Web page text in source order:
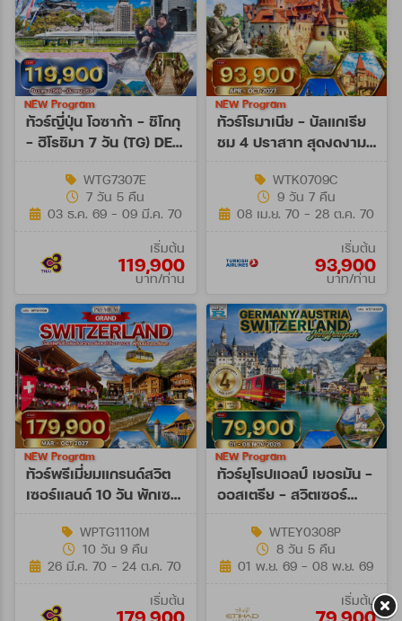
ทัวร์ญี่ปุ่น โอซาก้า - ชิโกกุ
- ฮิโรชิมา 7 วัน (TG) DEC
NEW Program
WTG7307E
7 วัน 5 คืน
03 ธ.ค. 69 - 09 มี.ค. 70
เริ่มต้น
119,900
บาท/ท่าน
ทัวร์โรมาเนีย - บัลแกเรีย
ชม 4 ปราสาท สุดงดงาม
NEW Program
WTK0709C
9 วัน 7 คืน
08 เม.ย. 70 - 28 ต.ค. 70
เริ่มต้น
93,900
บาท/ท่าน
ทัวร์พรีเมี่ยมแกรนด์สวิต
เซอร์แลนด์ 10 วัน พักเซ
NEW Program
WPTG1110M
10 วัน 9 คืน
26 มี.ค. 70 - 24 ต.ค. 70
เริ่มต้น
ทัวร์ยุโรปแอลป์ เยอรมัน -
ออสเตรีย - สวิตเซอร์
NOV 26
NEW Program
WTEY0308P
8 วัน 5 คืน
01 พ.ย. 69 - 08 พ.ย. 69
เริ่มต้น